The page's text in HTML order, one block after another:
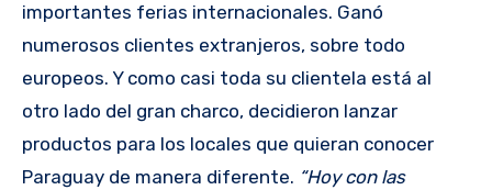
importantes ferias internacionales. Ganó
numerosos clientes extranjeros, sobre todo
europeos. Y como casi toda su clientela está al
otro lado del gran charco, decidieron lanzar
productos para los locales que quieran conocer
Paraguay de manera diferente. “Hoy con las